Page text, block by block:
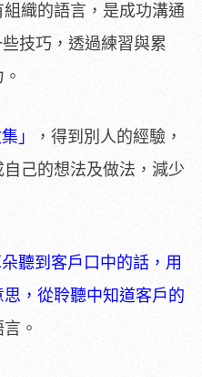
織的語言，是成功溝通
技巧，透過練習與累
」
，得到別人的經驗，
己的想法及做法，減少
聽到客戶口中的話，用
，從聆聽中知道客戶的
。